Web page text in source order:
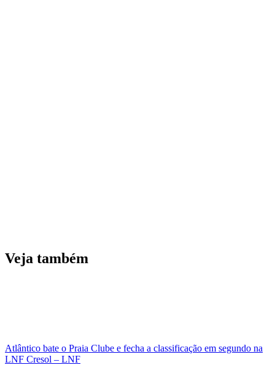
Veja também
Atlântico bate o Praia Clube e fecha a classificação em segundo na
LNF Cresol – LNF